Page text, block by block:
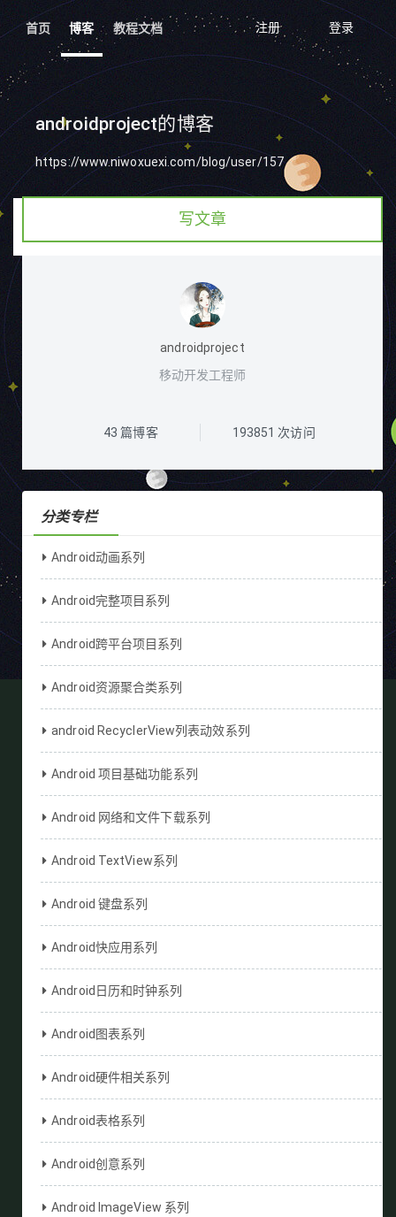
首页 博客 教程文档 登录
注册
androidproject的博客
https://www.niwoxuexi.com/blog/user/157
写文章
androidproject
移动开发工程师
43 篇博客 193851 次访问
分类专栏
Android动画系列
Android完整项目系列
Android跨平台项目系列
Android资源聚合类系列
android RecyclerView列表动效系列
Android 项目基础功能系列
Android 网络和文件下载系列
Android TextView系列
Android 键盘系列
Android快应用系列
Android日历和时钟系列
Android图表系列
Android硬件相关系列
Android表格系列
Android创意系列
Android ImageView 系列